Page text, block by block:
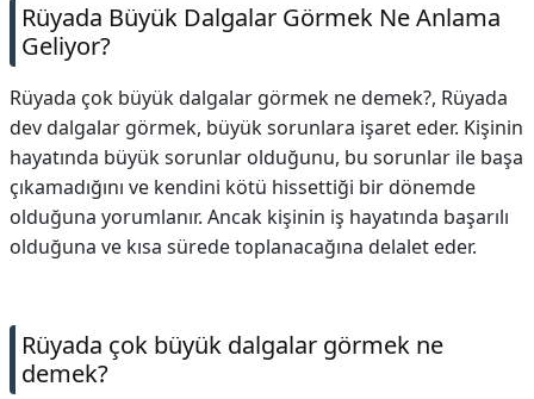
Rüyada Büyük Dalgalar Görmek Ne Anlama
Geliyor?
Rüyada çok büyük dalgalar görmek ne demek?, Rüyada
dev dalgalar görmek, büyük sorunlara işaret eder. Kişinin
hayatında büyük sorunlar olduğunu, bu sorunlar ile başa
çıkamadığını ve kendini kötü hissettiği bir dönemde
olduğuna yorumlanır. Ancak kişinin iş hayatında başarılı
olduğuna ve kısa sürede toplanacağına delalet eder.
Rüyada çok büyük dalgalar görmek ne
demek?